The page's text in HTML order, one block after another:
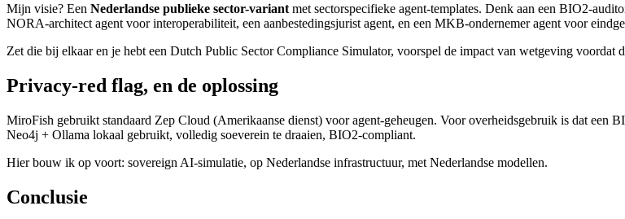
Mijn visie? Een Nederlandse publieke sector-variant met sectorspecifieke agent-templates. Denk aan een BIO2-
NORA-architect agent voor interoperabiliteit, een aanbestedingsjurist agent, en een MKB-ondernemer agent voor
Zet die bij elkaar en je hebt een Dutch Public Sector Compliance Simulator, voorspel de impact van wetgeving voordat
Privacy-red flag, en de oplossing
MiroFish gebruikt standaard Zep Cloud (Amerikaanse dienst) voor agent-geheugen. Voor overheidsgebruik is dat
Neo4j + Ollama lokaal gebruikt, volledig soeverein te draaien, BIO2-compliant.
Hier bouw ik op voort: sovereign AI-simulatie, op Nederlandse infrastructuur, met Nederlandse modellen.
Conclusie